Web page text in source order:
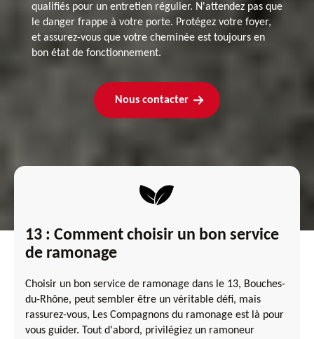
qualifiés pour un entretien régulier. N'attendez pas que
le danger frappe à votre porte. Protégez votre foyer,
et assurez-vous que votre cheminée est toujours en
bon état de fonctionnement.
Nous contacter
13 : Comment choisir un bon service
de ramonage
Choisir un bon service de ramonage dans le 13, Bouches-
du-Rhône, peut sembler être un véritable défi, mais
rassurez-vous, Les Compagnons du ramonage est là pour
vous guider. Tout d'abord, privilégiez un ramoneur